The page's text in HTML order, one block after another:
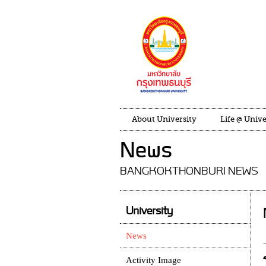
About University Life @
News
BANGKOKTHONBURI NEWS
University
News
Activity Image